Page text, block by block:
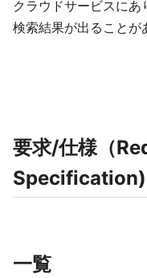
クラウドサービスに
検索結果が出ることが
要求/仕様（
Specification)
一覧